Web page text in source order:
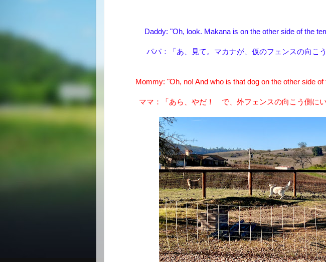
Daddy: "Oh, look. Makana is on the other side of the
パパ：「あ、見て。マカナが、仮のフェンスの向こ
Mommy: "Oh, no! And who is that dog on the other side of
ママ：「あら、やだ！ で、外フェンスの向こう側にい